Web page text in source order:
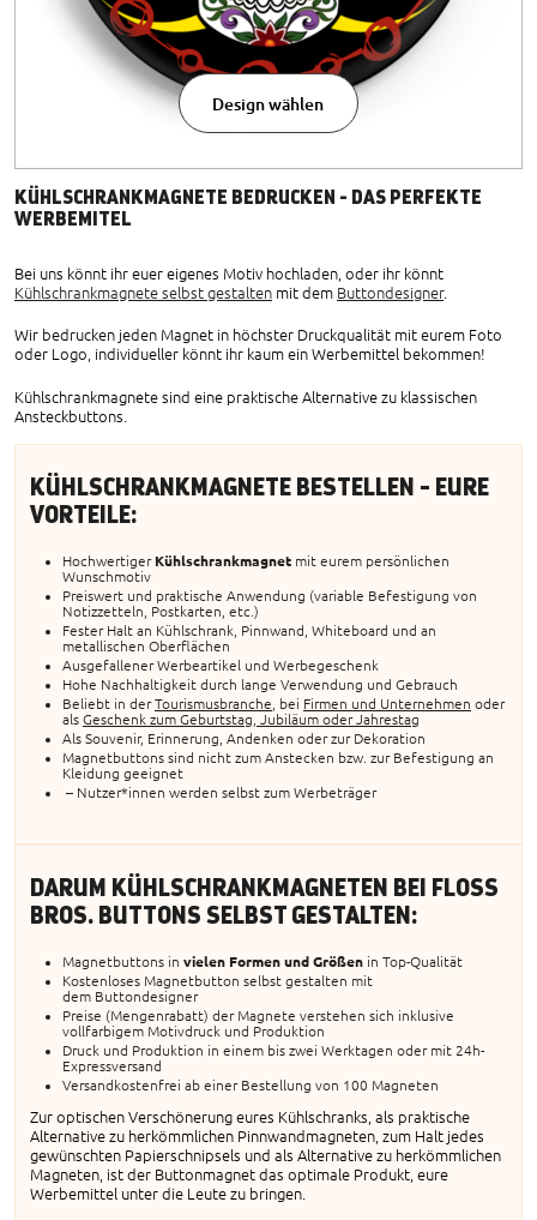
Design wählen
KÜHLSCHRANKMAGNETE BEDRUCKEN - DAS PERFEKTE
WERBEMITEL
Bei uns könnt ihr euer eigenes Motiv hochladen, oder ihr könnt
Kühlschrankmagnete selbst gestalten mit dem Buttondesigner.
Wir bedrucken jeden Magnet in höchster Druckqualität mit eurem Foto
oder Logo, individueller könnt ihr kaum ein Werbemittel bekommen!
Kühlschrankmagnete sind eine praktische Alternative zu klassischen
Ansteckbuttons.
KÜHLSCHRANKMAGNETE BESTELLEN - EURE
VORTEILE:
Hochwertiger Kühlschrankmagnet mit eurem persönlichen
Wunschmotiv
Preiswert und praktische Anwendung (variable Befestigung von
Notizzetteln, Postkarten, etc.)
Fester Halt an Kühlschrank, Pinnwand, Whiteboard und an
metallischen Oberflächen
Ausgefallener Werbeartikel und Werbegeschenk
Hohe Nachhaltigkeit durch lange Verwendung und Gebrauch
Beliebt in derTourismusbranche , bei Firmen und Unternehmen oder
als Geschenk zum Geburtstag, Jubiläum oder Jahrestag
Als Souvenir, Erinnerung, Andenken oder zur Dekoration
Magnetbuttons sind nicht zum Anstecken bzw. zur Befestigung an
Kleidung geeignet
– Nutzer*innen werden selbst zum Werbeträger
DARUM KÜHLSCHRANKMAGNETEN BEI FLOSS
BROS. BUTTONS SELBST GESTALTEN:
Magnetbuttons in vielen Formen und Größen in Top-Qualität
Kostenloses Magnetbutton selbst gestalten mit
dem Buttondesigner
Preise (Mengenrabatt) der Magnete verstehen sich inklusive
vollfarbigem Motivdruck und Produktion
Druck und Produktion in einem bis zwei Werktagen oder mit 24h-
Expressversand
Versandkostenfrei ab einer Bestellung von 100 Magneten
Zur optischen Verschönerung eures Kühlschranks, als praktische
Alternative zu herkömmlichen Pinnwandmagneten, zum Halt jedes
gewünschten Papierschnipsels und als Alternative zu herkömmlichen
Magneten, ist der Buttonmagnet das optimale Produkt, eure
Werbemittel unter die Leute zu bringen.